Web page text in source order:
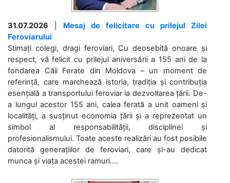
31.07.2026
Mesaj de felicitare cu prilejul Zilei
Feroviarului
Stimați colegi, dragi feroviari, Cu deosebită onoare și
respect, vă felicit cu prilejul aniversării a 155 ani de la
fondarea Căii Ferate din Moldova – un moment de
referință, care marchează istoria, tradiția și contribuția
esențială a transportului feroviar la dezvoltarea țării. De-
a lungul acestor 155 ani, calea ferată a unit oameni și
localități, a susținut economia țării și a reprezentat un
simbol al responsabilității, disciplinei și
profesionalismului. Toate aceste realizări au fost posibile
datorită generațiilor de feroviari, care și-au dedicat
munca și viața acestei ramuri....